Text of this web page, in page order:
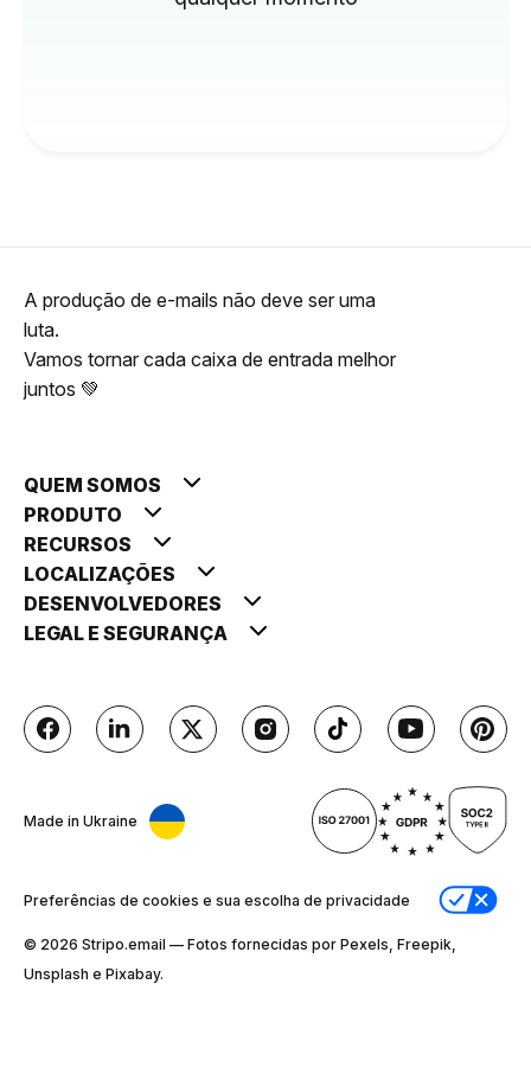
A produção de e-mails não deve ser uma
luta.
Vamos tornar cada caixa de entrada melhor
juntos 💚
QUEM SOMOS
PRODUTO
RECURSOS
LOCALIZAÇÕES
DESENVOLVEDORES
LEGAL E SEGURANÇA
Made in Ukraine
Preferências de cookies e sua escolha de privacidade
© 2026 Stripо.email — Fotos fornecidas por Pexels, Freepik,
Unsplash e Pixabay.